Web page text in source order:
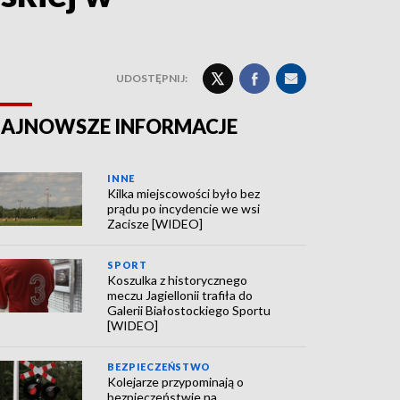
UDOSTĘPNIJ:
INFORMACJE
INNE
Kilka miejscowości było bez
prądu po incydencie we wsi
Zacisze [WIDEO]
SPORT
Koszulka z historycznego
meczu Jagiellonii trafiła do
Galerii Białostockiego Sportu
[WIDEO]
BEZPIECZEŃSTWO
Kolejarze przypominają o
bezpieczeństwie na